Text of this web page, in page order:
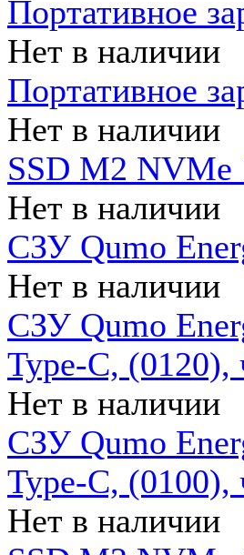
Портативное
Нет в наличии
Портативное
Нет в наличии
SSD M2
Нет в наличии
СЗУ Qumo
Нет в наличии
СЗУ Qumo
Type-C, (0120),
Нет в наличии
СЗУ Qumo
Type-C, (0100),
Нет в наличии